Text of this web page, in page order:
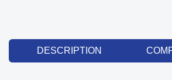
DESCRIPTION